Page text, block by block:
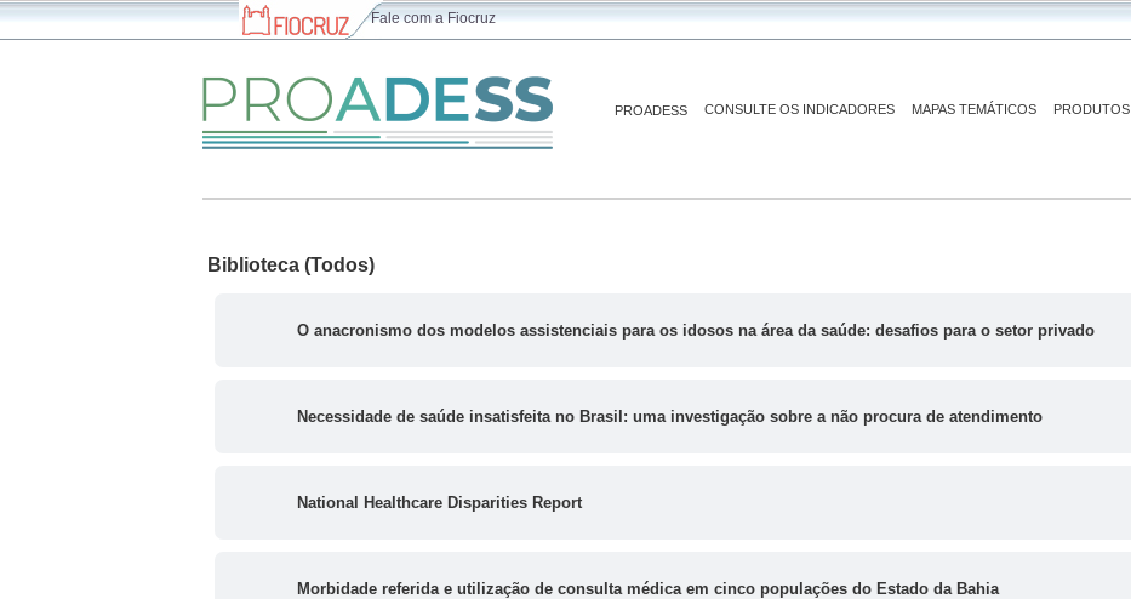
Fale com a Fiocruz
PROADESS CONSULTE OS INDICADORES MAPAS TEMÁTICOS PRODUTOS
Biblioteca (Todos)
O anacronismo dos modelos assistenciais para os idosos na área da saúde: desafios para o setor privado
Necessidade de saúde insatisfeita no Brasil: uma investigação sobre a não procura de atendimento
National Healthcare Disparities Report
Morbidade referida e utilização de consulta médica em cinco populações do Estado da Bahia